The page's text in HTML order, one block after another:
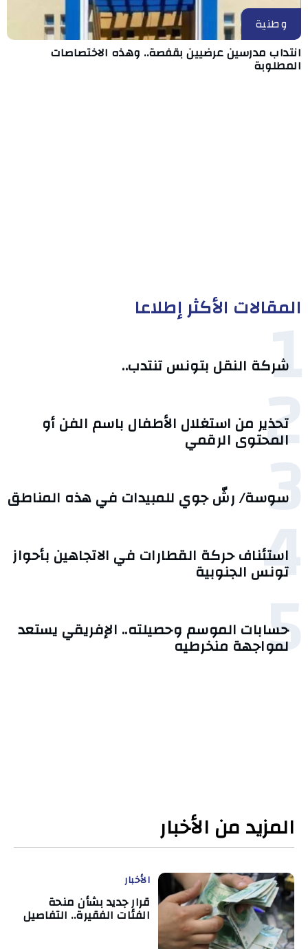
وطنية
انتداب مدرسين عرضيين بقفصة.. وهذه الاختصاصات
المطلوبة
المقالات الأكثر إطلاعا
1
شركة النقل بتونس تنتدب..
2
تحذير من استغلال الأطفال باسم الفن أو
المحتوى الرقمي
3
سوسة/ رشّ جوي للمبيدات في هذه المناطق
4
استئناف حركة القطارات في الاتجاهين بأحواز
تونس الجنوبية
5
حسابات الموسم وحصيلته.. الإفريقي يستعد
لمواجهة منخرطيه
المزيد من الأخبار
الأخبار
قرار جديد بشأن منحة
الفئات الفقيرة.. التفاصيل